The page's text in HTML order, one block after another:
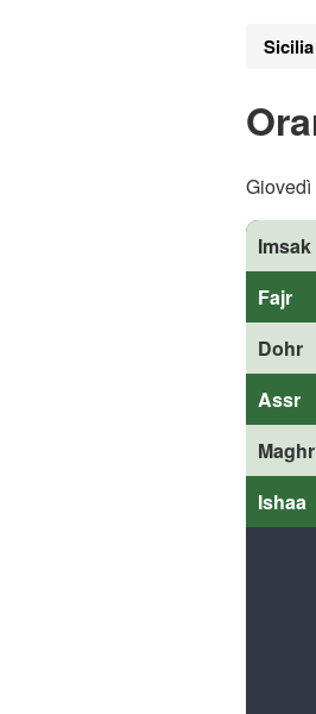
Sicilia
Giovedì
Imsak
Fajr
Dohr
Assr
Ishaa